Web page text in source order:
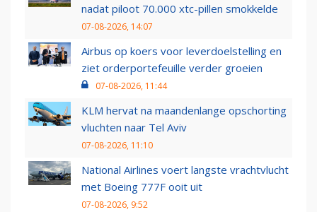
nadat piloot 70.000 xtc-pillen smokkelde
07-08-2026, 14:07
Airbus op koers voor leverdoelstelling en
ziet orderportefeuille verder groeien
07-08-2026, 11:44
KLM hervat na maandenlange opschorting
vluchten naar Tel Aviv
07-08-2026, 11:10
National Airlines voert langste vrachtvlucht
met Boeing 777F ooit uit
07-08-2026, 9:52